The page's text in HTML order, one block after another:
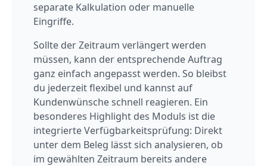
separate Kalkulation oder manuelle
Eingriffe.
Sollte der Zeitraum verlängert werden
müssen, kann der entsprechende Auftrag
ganz einfach angepasst werden. So bleibst
du jederzeit flexibel und kannst auf
Kundenwünsche schnell reagieren. Ein
besonderes Highlight des Moduls ist die
integrierte Verfügbarkeitsprüfung: Direkt
unter dem Beleg lässt sich analysieren, ob
im gewählten Zeitraum bereits andere